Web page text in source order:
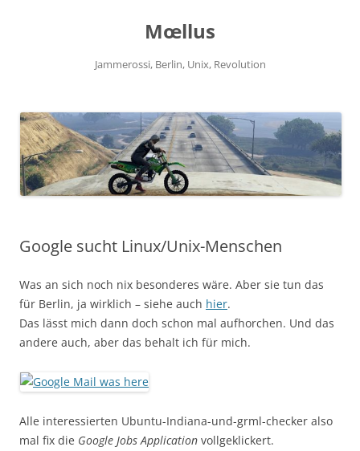
Mœllus
Jammerossi, Berlin, Unix, Revolution
Google sucht Linux/Unix-Menschen
Was an sich noch nix besonderes wäre. Aber sie tun das
für Berlin, ja wirklich – siehe auch hier.
Das lässt mich dann doch schon mal aufhorchen. Und das
andere auch, aber das behalt ich für mich.
Alle interessierten Ubuntu-Indiana-und-grml-checker also
mal fix die Google Jobs Application vollgeklickert.